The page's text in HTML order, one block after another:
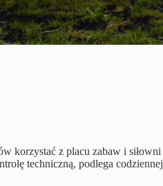
korzystać z placu zabaw i
techniczną, podlega